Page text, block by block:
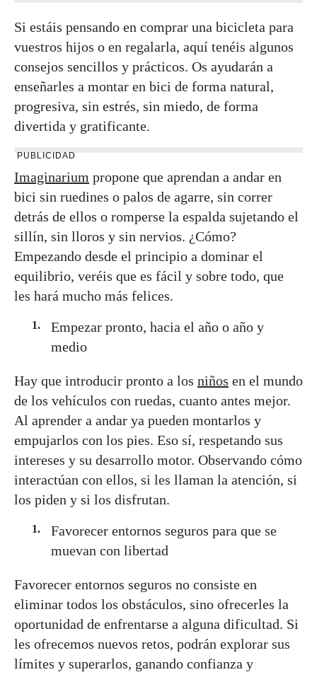
Si estáis pensando en comprar una bicicleta para
vuestros hijos o en regalarla, aquí tenéis algunos
consejos sencillos y prácticos. Os ayudarán a
enseñarles a montar en bici de forma natural,
progresiva, sin estrés, sin miedo, de forma
divertida y gratificante.
PUBLICIDAD
Imaginarium propone que aprendan a andar en
bici sin ruedines o palos de agarre, sin correr
detrás de ellos o romperse la espalda sujetando el
sillín, sin lloros y sin nervios. ¿Cómo?
Empezando desde el principio a dominar el
equilibrio, veréis que es fácil y sobre todo, que
les hará mucho más felices.
Empezar pronto, hacia el año o año y
medio
Hay que introducir pronto a los niños en el mundo
de los vehículos con ruedas, cuanto antes mejor.
Al aprender a andar ya pueden montarlos y
empujarlos con los pies. Eso sí, respetando sus
intereses y su desarrollo motor. Observando cómo
interactúan con ellos, si les llaman la atención, si
los piden y si los disfrutan.
Favorecer entornos seguros para que se
muevan con libertad
Favorecer entornos seguros no consiste en
eliminar todos los obstáculos, sino ofrecerles la
oportunidad de enfrentarse a alguna dificultad. Si
les ofrecemos nuevos retos, podrán explorar sus
límites y superarlos, ganando confianza y